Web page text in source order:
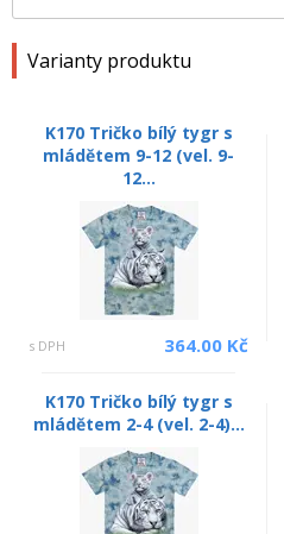
Varianty produktu
K170 Tričko bílý tygr s
mládětem 9-12 (vel. 9-
12...
s DPH 364.00 Kč
K170 Tričko bílý tygr s
mládětem 2-4 (vel. 2-4)...